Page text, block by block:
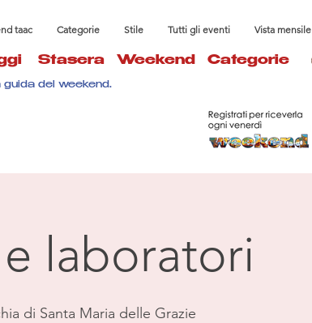
taac Categorie Stile Tutti gli eventi Vista mensile
Stasera Weekend Categorie
del weekend.
laboratori
di Santa Maria delle Grazie